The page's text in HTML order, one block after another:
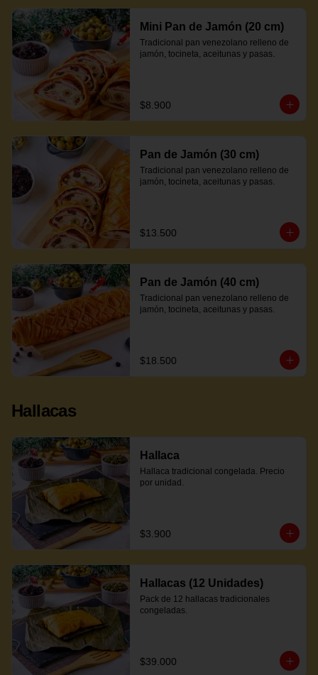
Mini Pan de Jamón (20 cm)
Tradicional pan venezolano relleno de
jamón, tocineta, aceitunas y pasas.
$8.900
Pan de Jamón (30 cm)
Tradicional pan venezolano relleno de
jamón, tocineta, aceitunas y pasas.
$13.500
Pan de Jamón (40 cm)
Tradicional pan venezolano relleno de
jamón, tocineta, aceitunas y pasas.
$18.500
Hallacas
Hallaca
Hallaca tradicional congelada. Precio
por unidad.
$3.900
Hallacas (12 Unidades)
Pack de 12 hallacas tradicionales
congeladas.
$39.000